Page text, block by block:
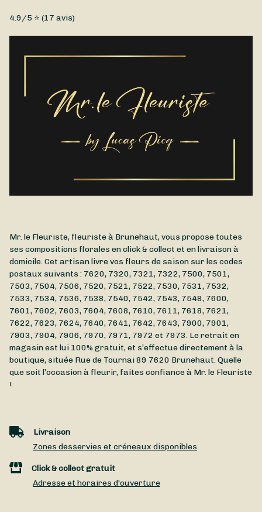
Petit prix ...
4.9/5 ⭐ (17 avis)
Mr. le Fleuriste, fleuriste à Brunehaut, vous propose toutes
ses compositions florales en click & collect et en livraison à
domicile. Cet artisan livre vos fleurs de saison sur les codes
postaux suivants : 7620, 7320, 7321, 7322, 7500, 7501,
7503, 7504, 7506, 7520, 7521, 7522, 7530, 7531, 7532,
7533, 7534, 7536, 7538, 7540, 7542, 7543, 7548, 7600,
7601, 7602, 7603, 7604, 7608, 7610, 7611, 7618, 7621,
7622, 7623, 7624, 7640, 7641, 7642, 7643, 7900, 7901,
7903, 7904, 7906, 7970, 7971, 7972 et 7973. Le retrait en
magasin est lui 100% gratuit, et s’effectue directement à la
boutique, située Rue de Tournai 89 7620 Brunehaut. Quelle
que soit l’occasion à fleurir, faites confiance à Mr. le Fleuriste
!
Livraison
Zones desservies et créneaux disponibles
Click & collect gratuit
Adresse et horaires d'ouverture